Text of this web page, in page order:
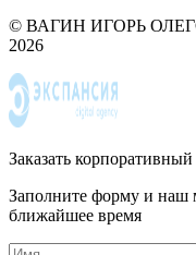
© ВАГИН ИГОРЬ
2026
Заказать
Заполните форму и наш
ближайшее время